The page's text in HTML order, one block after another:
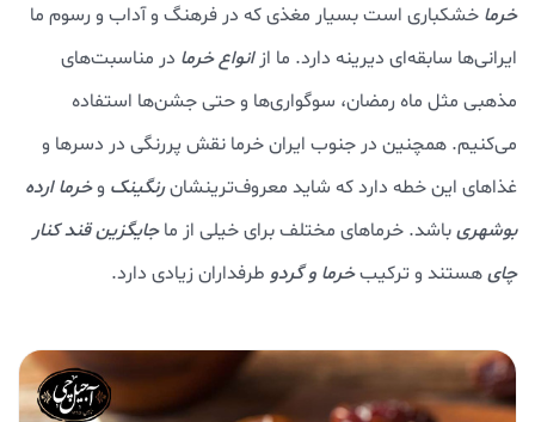
خرما خشکباری است بسیار مغذی که در فرهنگ و آداب و رسوم ما
ایرانی‌ها سابقه‌ای دیرینه دارد. ما ازانواع خرما در مناسبت‌های
مذهبی مثل ماه رمضان، سوگواری‌ها و حتی جشن‌ها استفاده
می‌کنیم. همچنین در جنوب ایران خرما نقش پررنگی در دسرها و
غذاهای این خطه دارد که شاید معروف‌ترینشانرنگینک وخرما ارده
بوشهریباشد. خرماهای مختلف برای خیلی از ماجایگزین قند کنار
چایهستند و ترکیبخرما و گردو طرفداران زیادی دارد.